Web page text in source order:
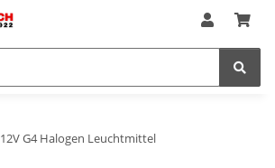
12V G4 Halogen Leuchtmittel